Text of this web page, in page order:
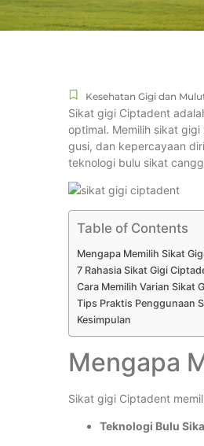
Kesehatan Gigi dan
Sikat gigi Ciptadent
optimal. Memilih sikat
gusi, dan kepercayaan
teknologi bulu sikat
Table of Contents
Mengapa Memilih Sikat
7 Rahasia Sikat Gigi
Cara Memilih Varian Sikat
Tips Praktis Penggunaan
Kesimpulan
Mengapa
Sikat gigi Ciptadent
Teknologi Bulu